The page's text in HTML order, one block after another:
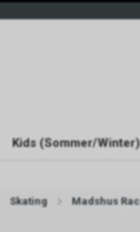
Kids (Sommer/Winter)
Skating Madshus